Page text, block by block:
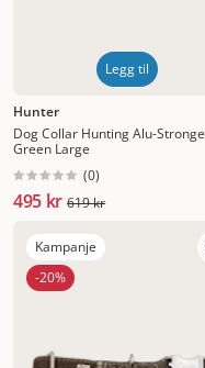
Legg til
Hunter
Dog Collar Hunting Alu-Stronge
Green Large
(0)
495 kr 619 kr
Kampanje
-20%